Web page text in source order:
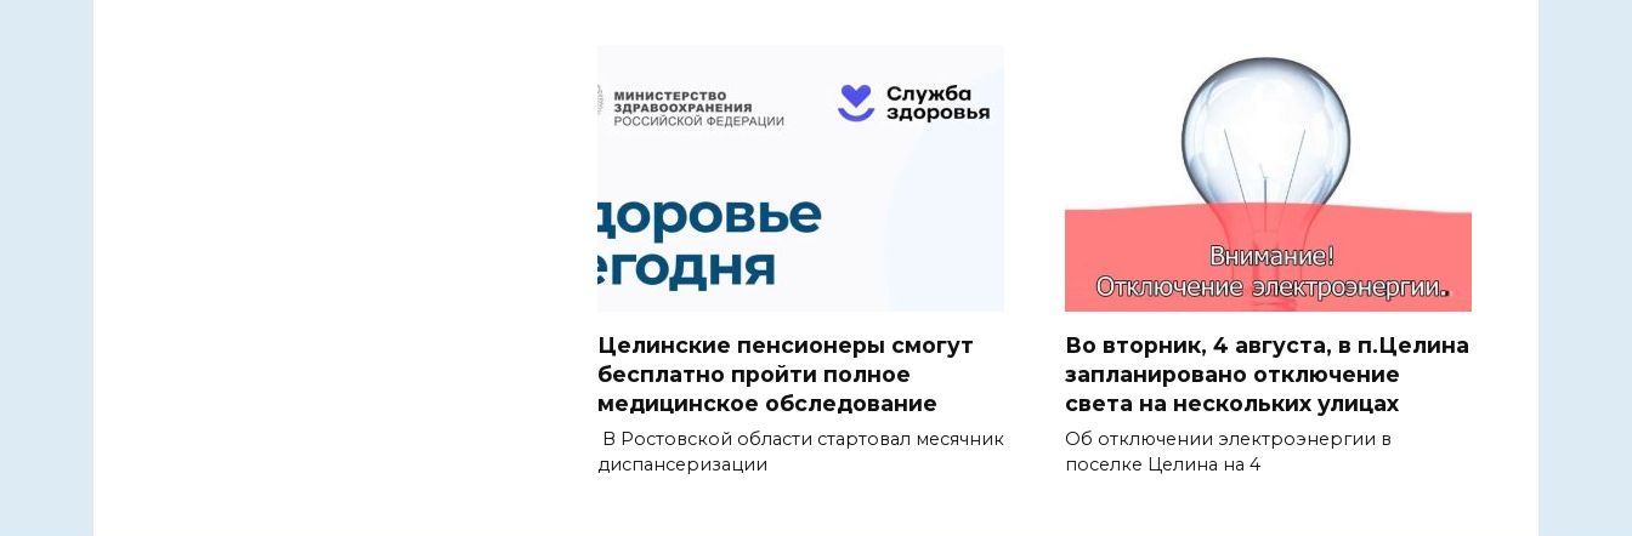
Целинские пенсионеры смогут
бесплатно пройти полное
медицинское обследование
В Ростовской области стартовал месячник
диспансеризации
Во вторник, 4 августа, в п.Целина
запланировано отключение
света на нескольких улицах
Об отключении электроэнергии в
поселке Целина на 4